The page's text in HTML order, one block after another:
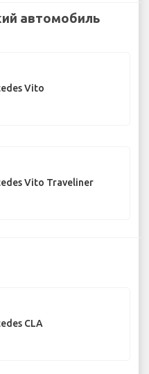
автомобиль
Vito
Vito Traveliner
CLA